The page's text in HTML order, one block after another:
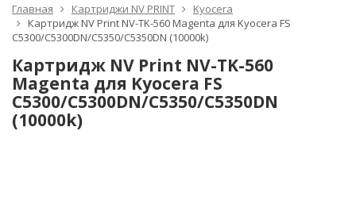
Главная Картриджи NV PRINT
Kyocera
Картридж NV Print NV-TK-560 Magenta для Kyocera FS
C5300/C5300DN/C5350/C5350DN (10000k)
Картридж NV Print NV-TK-560
Magenta для Kyocera FS
C5300/C5300DN/C5350/C5350DN
(10000k)